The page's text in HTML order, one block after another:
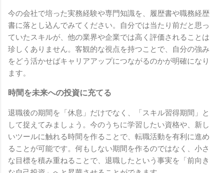
今の会社で培った実務経験や専門知識を、履歴書や職務経歴
書に落とし込んでみてください。自分では当たり前だと思っ
ていたスキルが、他の業界や企業では高く評価されることは
珍しくありません。客観的な視点を持つことで、自分の強み
をどう活かせばキャリアアップにつながるのかが明確になり
ます。
時間を未来への投資に充てる
退職後の期間を「休息」だけでなく、「スキル習得期間」と
して捉えてみましょう。今のうちに学習したい資格や、新し
いツールに触れる時間を作ることで、転職活動を有利に進め
ることが可能です。何もしない期間を作るのではなく、小さ
な目標を積み重ねることで、退職したという事実を「前向き